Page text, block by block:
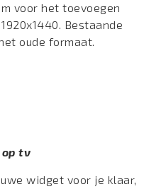
voor het toevoegen
Bestaande
oude formaat.
tv
widget voor je klaar,